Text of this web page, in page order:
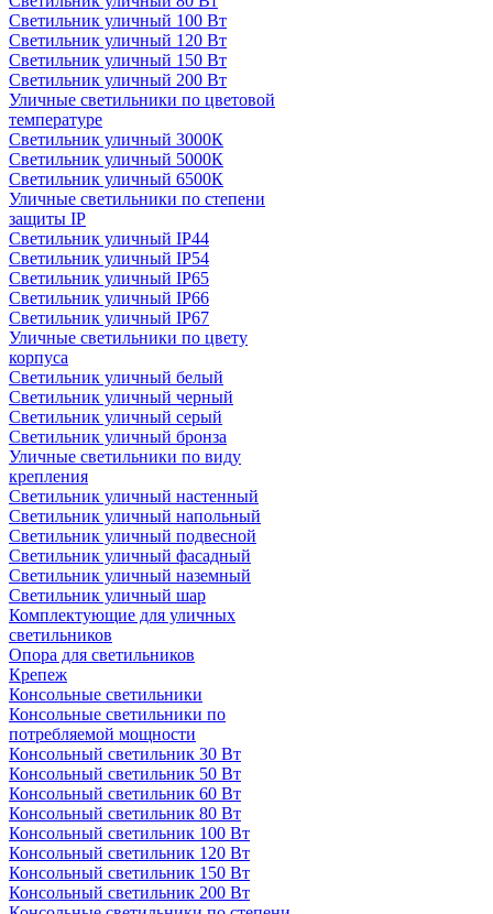
Светильник уличный 100 Вт
Светильник уличный 120 Вт
Светильник уличный 150 Вт
Светильник уличный 200 Вт
Уличные светильники по цветовой
температуре
Cветильник уличный 3000К
Cветильник уличный 5000К
Cветильник уличный 6500К
Уличные светильники по степени
защиты IP
Светильник уличный IP44
Светильник уличный IP54
Светильник уличный IP65
Светильник уличный IP66
Светильник уличный IP67
Уличные светильники по цвету
корпуса
Светильник уличный белый
Светильник уличный черный
Светильник уличный серый
Светильник уличный бронза
Уличные светильники по виду
крепления
Светильник уличный настенный
Светильник уличный напольный
Светильник уличный подвесной
Светильник уличный фасадный
Светильник уличный наземный
Cветильник уличный шар
Комплектующие для уличных
светильников
Опора для светильников
Крепеж
Консольные светильники
Консольные светильники по
потребляемой мощности
Консольный светильник 30 Вт
Консольный светильник 50 Вт
Консольный светильник 60 Вт
Консольный светильник 80 Вт
Консольный светильник 100 Вт
Консольный светильник 120 Вт
Консольный светильник 150 Вт
Консольный светильник 200 Вт